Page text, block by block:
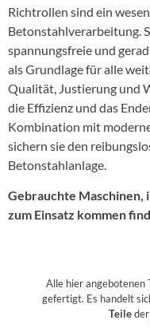
Richtrollen sind ein
Betonstahlverarbeitung.
spannungsfreie und
als Grundlage für alle
Qualität, Justierung und
die Effizienz und das
Kombination mit
sichern sie den
Betonstahlanlage.
Gebrauchte Maschinen,
zum Einsatz kommen
Alle hier angebotenen
gefertigt. Es handelt
Teile